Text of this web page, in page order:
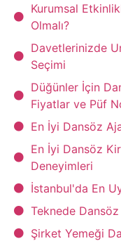
Kurumsal
Olmalı?
Davetlerinizde
Seçimi
Düğünler İçin
Fiyatlar ve Püf
En İyi Dansöz
En İyi Dansöz
Deneyimleri
İstanbul'da En
Teknede
Şirket Yemeği